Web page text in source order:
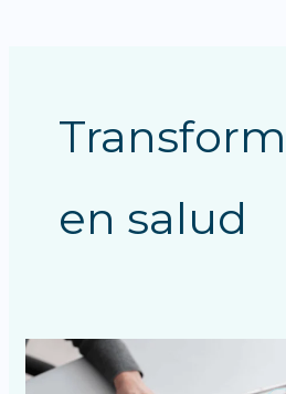
en salud
La
Transformación